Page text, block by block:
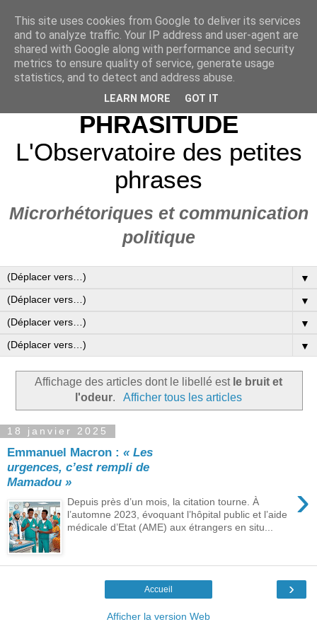
PHRASITUDE
L'Observatoire des petites
phrases
Microrhétoriques et communication
politique
▼
▼
▼
▼
Affichage des articles dont le libellé est le bruit et
l'odeur. Afficher tous les articles
18 janvier 2025
Emmanuel Macron : « Les
urgences, c’est rempli de
Mamadou »
›
Depuis près d’un mois, la citation tourne. À
l’automne 2023, évoquant l’hôpital public et l’aide
médicale d’Etat (AME) aux étrangers en situ...
›
Accueil
Afficher la version Web
This site uses cookies from Google to deliver its services
and to analyze traffic. Your IP address and user-agent are
shared with Google along with performance and security
metrics to ensure quality of service, generate usage
statistics, and to detect and address abuse.
LEARN MORE GOT IT